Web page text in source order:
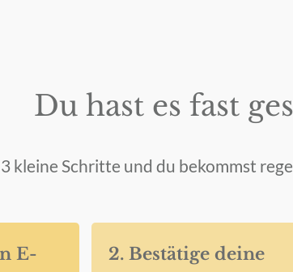
Du hast es fast
kleine Schritte und du bekommst
E-
2. Bestätige deine